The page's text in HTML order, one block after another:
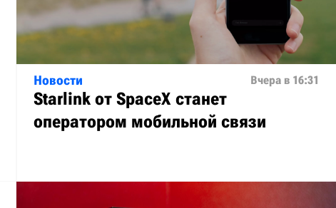
Новости Вчера в 16:31
Starlink от SpaceX станет
оператором мобильной связи